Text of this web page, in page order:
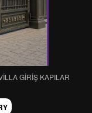
GİRİŞ KAPILAR